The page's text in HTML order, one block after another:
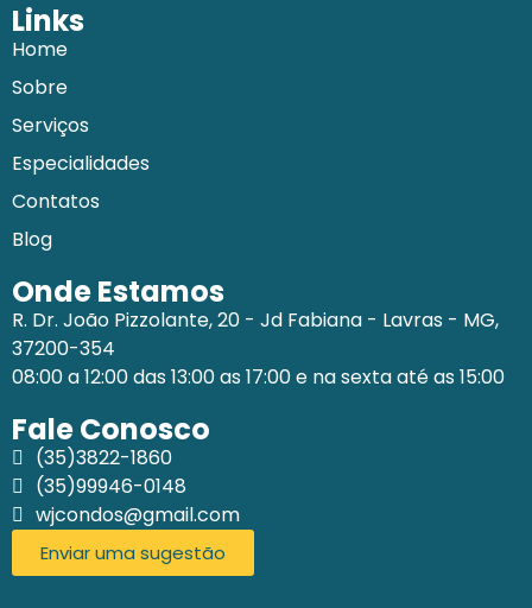
Links
Home
Sobre
Serviços
Especialidades
Contatos
Blog
Onde Estamos
R. Dr. João Pizzolante, 20 - Jd Fabiana - Lavras - MG,
37200-354
08:00 a 12:00 das 13:00 as 17:00 e na sexta até as 15:00
Fale Conosco
(35)3822-1860
(35)99946-0148
wjcondos@gmail.com
Enviar uma sugestão